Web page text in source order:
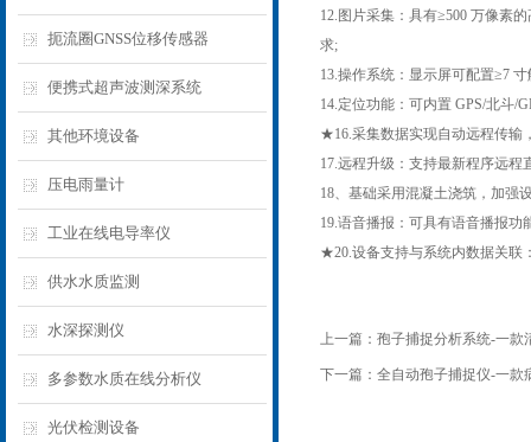
扼流圈GNSS位移传感器
便携式超声波测深系统
其他环境设备
压电雨量计
工业在线电导率仪
供水水质监测
水深探测仪
多参数水质在线分析仪
光伏检测设备
12.图片采集：具有≥500 万像素
求;
13.操作系统：显示屏可配置≥7
14.定位功能：可内置 GPS/北斗/
★16.采集数据实现自动远程传输
17.远程升级：支持最新程序远
18、基础采用混凝土浇筑，加强
19.语音播报：可具有语音播报
★20.设备支持与系统内数据关联
上一篇： 孢子捕捉分析系统-一款
下一篇： 全自动孢子捕捉仪-一款